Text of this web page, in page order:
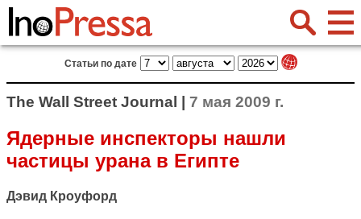
Статьи по дате
The Wall Street Journal | 7 мая 2009 г.
Ядерные инспекторы нашли
частицы урана в Египте
Дэвид Кроуфорд